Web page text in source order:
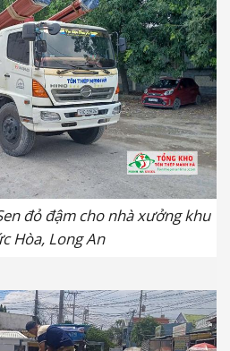
đỏ đậm cho nhà xưởng khu
Hòa, Long An